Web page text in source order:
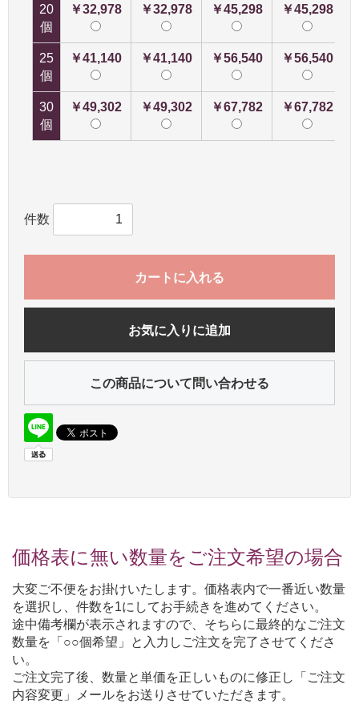
20
個
￥32,978 ￥32,978 ￥45,298 ￥45,298
25
個
￥41,140 ￥41,140 ￥56,540 ￥56,540
30
個
￥49,302 ￥49,302 ￥67,782 ￥67,782
件数
カートに入れる
お気に入りに追加
この商品について問い合わせる
価格表に無い数量をご注文希望の場合
大変ご不便をお掛けいたします。価格表内で一番近い数量
を選択し、件数を1にしてお手続きを進めてください。
途中備考欄が表示されますので、そちらに最終的なご注文
数量を「○○個希望」と入力しご注文を完了させてくださ
い。
ご注文完了後、数量と単価を正しいものに修正し「ご注文
内容変更」メールをお送りさせていただきます。